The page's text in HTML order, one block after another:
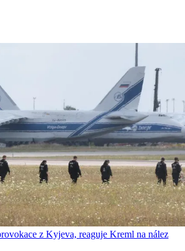
z Kyjeva, reaguje Kreml na nález